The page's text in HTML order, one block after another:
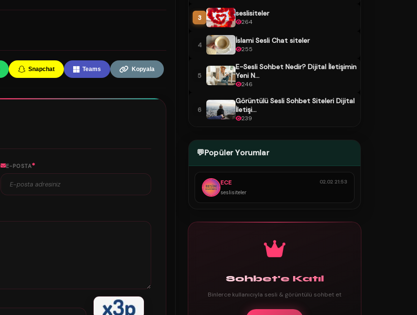
Snapchat Teams Kopyala
E-POSTA*
3 seslisiteler
264
4 İslami Sesli Chat siteler
255
5
E-Sesli Sohbet Nedir? Dijital İletişimin
Yeni N...
246
6
Görüntülü Sesli Sohbet Siteleri Dijital
İletişi...
239
💬Popüler Yorumlar
ECE
seslisiteler
02.02 21:53
Sohbet'e Katıl
Binlerce kullanıcıyla sesli & görüntülü sohbet et